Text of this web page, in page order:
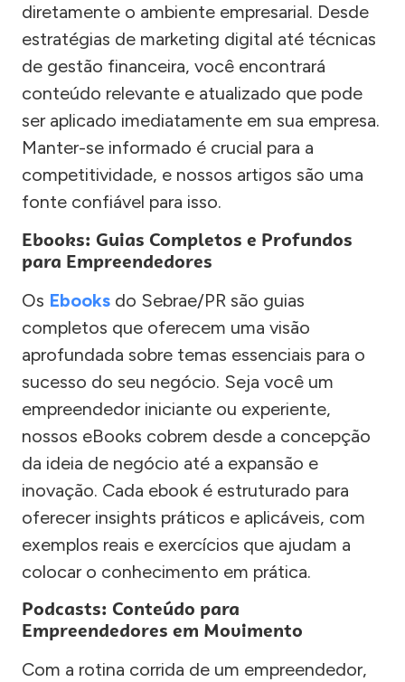
diretamente o ambiente empresarial. Desde
estratégias de marketing digital até técnicas
de gestão financeira, você encontrará
conteúdo relevante e atualizado que pode
ser aplicado imediatamente em sua empresa.
Manter-se informado é crucial para a
competitividade, e nossos artigos são uma
fonte confiável para isso.
Ebooks: Guias Completos e Profundos
para Empreendedores
Os Ebooks do Sebrae/PR são guias
completos que oferecem uma visão
aprofundada sobre temas essenciais para o
sucesso do seu negócio. Seja você um
empreendedor iniciante ou experiente,
nossos eBooks cobrem desde a concepção
da ideia de negócio até a expansão e
inovação. Cada ebook é estruturado para
oferecer insights práticos e aplicáveis, com
exemplos reais e exercícios que ajudam a
colocar o conhecimento em prática.
Podcasts: Conteúdo para
Empreendedores em Movimento
Com a rotina corrida de um empreendedor,